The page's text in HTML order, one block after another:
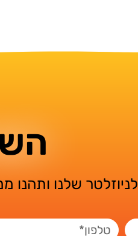
שלנו ותהנו